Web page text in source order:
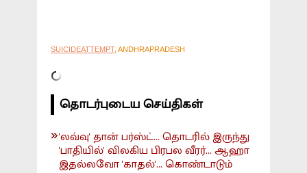
SUICIDEATTEMPT, ANDHRAPRADESH
தொடர்புடைய செய்திகள்
'லவ்வு' தான் பர்ஸ்ட்... தொடரில் இருந்து
'பாதியில்' விலகிய பிரபல வீரர்... ஆஹா
இதல்லவோ 'காதல்'... கொண்டாடும்